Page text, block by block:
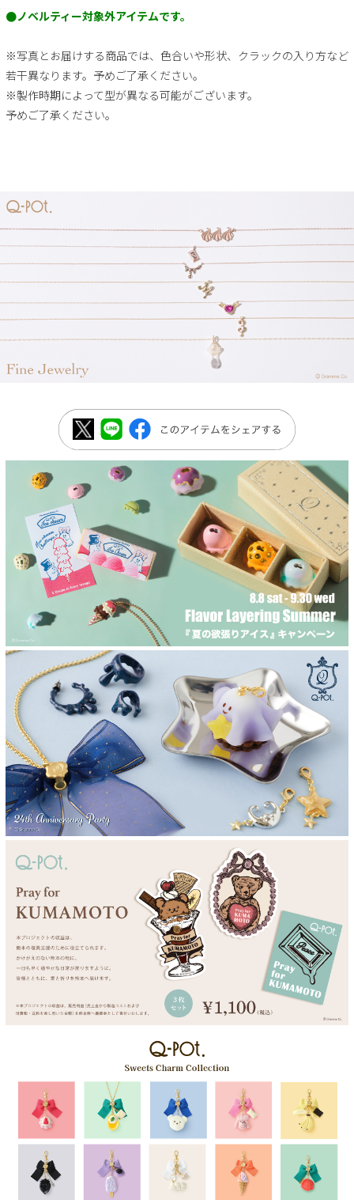
●ノベルティー対象外アイテムです。
※写真とお届けする商品では、色合いや形状、クラックの入り方など
若干異なります。予めご了承ください。
※製作時期によって型が異なる可能がございます。
予めご了承ください。